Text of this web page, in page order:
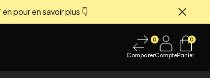
pour en savoir plus 👇
0
ComparerCompte
0
Panier